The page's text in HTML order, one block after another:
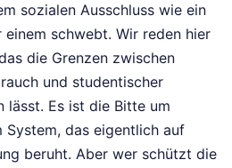
sozialen Ausschluss wie ein
schwebt. Wir reden hier
die Grenzen zwischen
und studentischer
lässt. Es ist die Bitte um
System, das eigentlich auf
beruht. Aber wer schützt die